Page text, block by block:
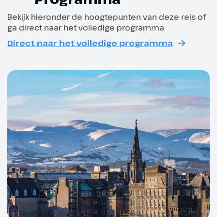
Bekijk hieronder de hoogtepunten van deze reis of
ga direct naar het volledige programma
Direct naar het volledige programma
Via Falkirk naar Stirling
Na een heerlijk ontbijtbuffet aan
boord ontschepen we in
Newcastle-upon-Tyne. We rijden
noordwaarts en steken bij
Jedburgh de grens over naar
Schotland. We vervolgen onze
reis door de ‘lowlands’ naar
Falkirk, waar we het
wereldberoemde Falkirk Wheel
zien, de enige roterende
Afhankelijk van jouw reisduur is dit:
Reisduur t/m 6 dagen: uiterlijk 8 dagen
voor vertrek;
Reisduur van 7 t/m 10 dagen: uiterlijk 14
dagen voor vertrek;
Reisduur vanaf 11 dagen: uiterlijk 21 dagen
voor vertrek.
De aanvangsdatum van jouw groepsreis geldt altijd
als uitgangspunt.